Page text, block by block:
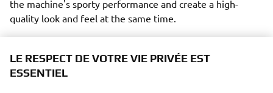
the machine's sporty performance and create a high-
quality look and feel at the same time.
LE RESPECT DE VOTRE VIE PRIVÉE EST
ESSENTIEL